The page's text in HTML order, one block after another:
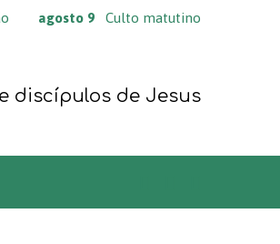
agosto 9 Culto matutino
discípulos de Jesus